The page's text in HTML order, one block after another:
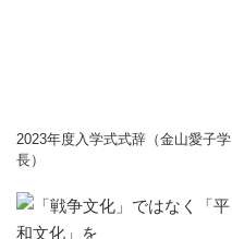
2023年度入学式式辞（金山愛子学
長）